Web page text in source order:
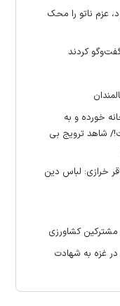
عزم ناتو را محک
کردند
خورده و به
شاهد ترویج بی
خرازی: لباس دین
مشترکین کشاورزی
روز آتش بس در غزه به شهادت